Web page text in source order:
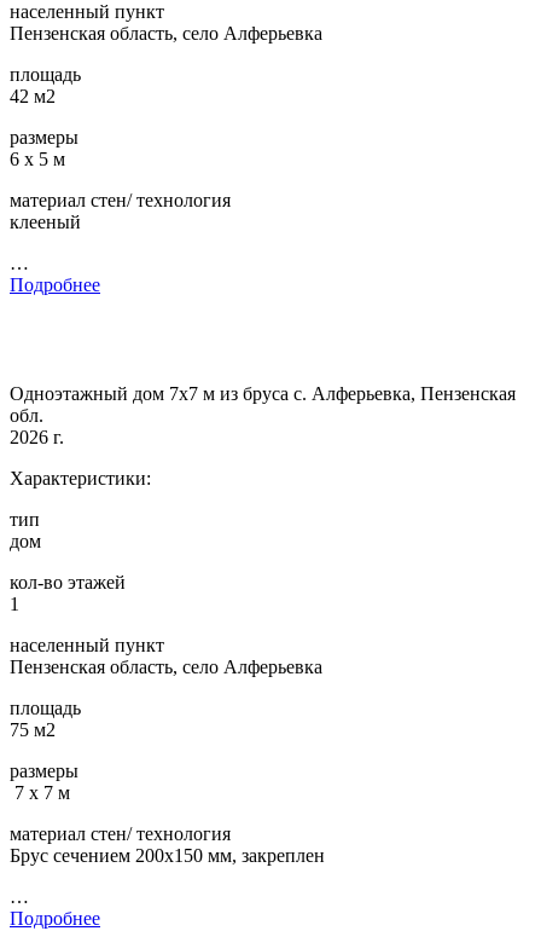
населенный пункт
Пензенская область, село Алферьевка
площадь
42 м2
размеры
6 х 5 м
материал стен/ технология
клееный
…
Подробнее
Одноэтажный дом 7х7 м из бруса с. Алферьевка, Пензенская
обл.
2026 г.
Характеристики:
тип
дом
кол-во этажей
1
населенный пункт
Пензенская область, село Алферьевка
площадь
75 м2
размеры
7 х 7 м
материал стен/ технология
Брус сечением 200х150 мм, закреплен
…
Подробнее